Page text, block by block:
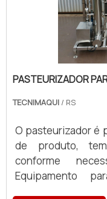
PASTEURIZADOR
TECNIMAQUI / RS
O pasteurizador é projetado sob demanda
de produto,
conforme
Equipamento